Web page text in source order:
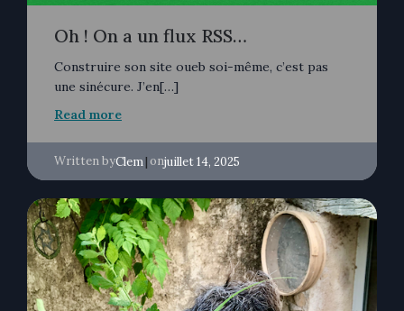
Oh ! On a un flux RSS…
Construire son site oueb soi-même, c’est pas
une sinécure. J’en[…]
Read more
Written byClem| onjuillet 14, 2025